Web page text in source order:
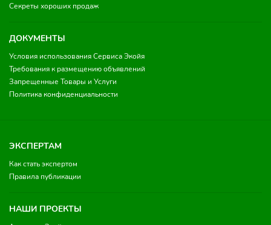
Секреты хороших продаж
ДОКУМЕНТЫ
Условия использования Сервиса Экойя
Требования к размещению объявлений
Запрещенные Товары и Услуги
Политика конфиденциальности
ЭКСПЕРТАМ
Как стать экспертом
Правила публикации
НАШИ ПРОЕКТЫ